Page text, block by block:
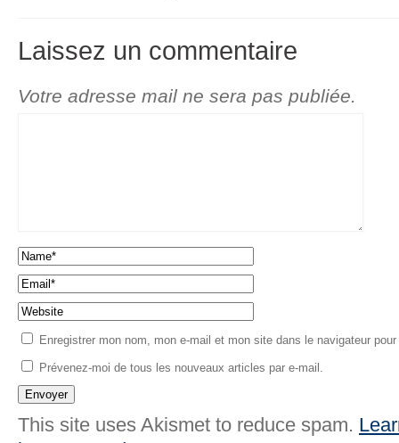
Laissez un commentaire
Votre adresse mail ne sera pas publiée.
Enregistrer mon nom, mon e-mail et mon site dans le navigateur
Prévenez-moi de tous les nouveaux articles par e-mail.
This site uses Akismet to reduce spam.